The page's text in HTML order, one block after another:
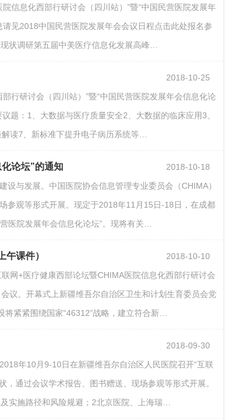
信息化西部行研讨会（四川站）”暨“中国民营医院发展年
见2018中国民营医院发展年会会议日程点击此处报名参
状调研第五届中美医疗信息化发展高峰…
2018-10-25
行研讨会（四川站）”暨“中国民营医院发展年会信息化论
题：1、大数据与医疗质量安全2、大数据的临床应用3、
读7、新标准下提升电子病历系统等…
论坛”的通知
2018-10-18
与发展。中国医院协会信息管理专业委员会（CHIMA）
参观等形式开展。现定于2018年11月15日-18日，在成都
医院发展年会信息化论坛”。现将有关…
课件）
2018-10-10
网+医疗健康西部论坛暨CHIMA医院信息化西部行研讨会
议。开幕式上新疆维吾尔自治区卫生和计划生育委员会党
紧紧围绕国家“46312”战略，建立符合新…
2018-09-30
年10月9-10日在新疆维吾尔自治区人民医院召开“互联
通过会议学术报告、图书赠送、现场参观等形式开展。
实施路径和风险规避；2北京医院、上海瑞…